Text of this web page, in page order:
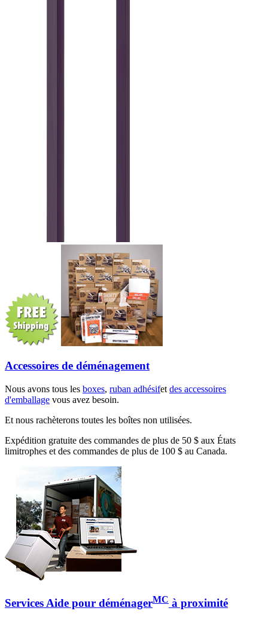
Accessoires de déménagement
Nous avons tous les boxes, ruban adhésifet des accessoires
d'emballage vous avez besoin.
Et nous rachèterons toutes les boîtes non utilisées.
Expédition gratuite des commandes de plus de 50 $ aux États
limitrophes et des commandes de plus de 100 $ au Canada.
Services Aide pour déménagerMC à proximité